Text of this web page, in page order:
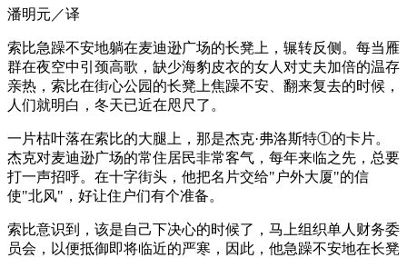
潘明元／译
索比急躁不安地躺在麦迪逊广场的长凳上，辗转反侧。每当雁
群在夜空中引颈高歌，缺少海豹皮衣的女人对丈夫加倍的温存
亲热，索比在街心公园的长凳上焦躁不安、翻来复去的时候，
人们就明白，冬天已近在咫尺了。
一片枯叶落在索比的大腿上，那是杰克·弗洛斯特①的卡片。
杰克对麦迪逊广场的常住居民非常客气，每年来临之先，总要
打一声招呼。在十字街头，他把名片交给"户外大厦"的信
使"北风"，好让住户们有个准备。
索比意识到，该是自己下决心的时候了，马上组织单人财务委
员会，以便抵御即将临近的严寒，因此，他急躁不安地在长凳